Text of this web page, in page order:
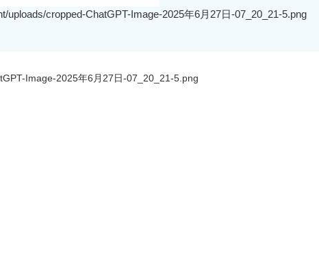
uploads/cropped-ChatGPT-Image-2025年6月27日-07_20_21-5.png
Image-2025年6月27日-07_20_21-5.png